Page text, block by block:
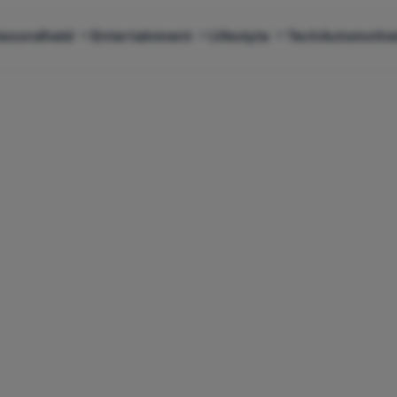
Entertainment Lifestyle Tech